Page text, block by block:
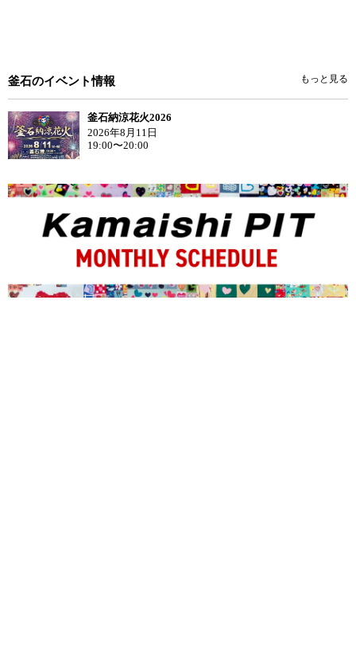
釜石のイベント情報 もっと見る
釜石納涼花火2026
2026年8月11日
19:00〜20:00